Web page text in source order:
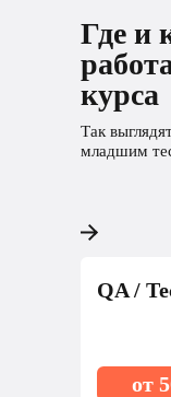
Где и
курса
Так
младшим
QA /
от